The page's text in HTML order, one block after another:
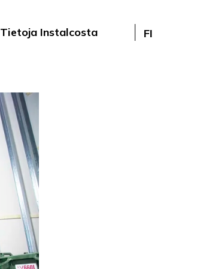
Tietoja Instalcosta FI